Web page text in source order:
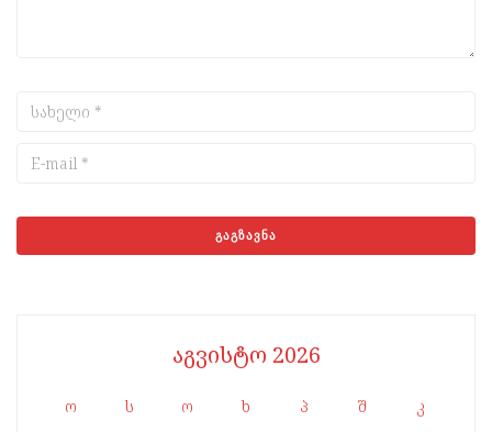
აგვისტო 2026
ო ს ო ხ პ შ კ